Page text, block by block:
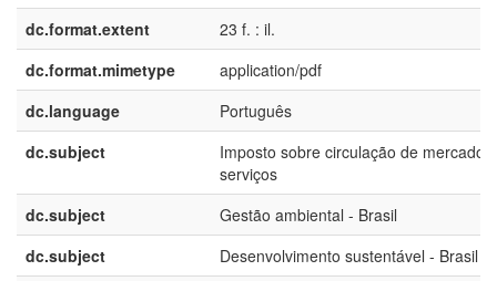
dc.format.extent
23 f. : il.
dc.format.mimetype
application/pdf
dc.language
Português
dc.subject
Imposto sobre circulação de
serviços
dc.subject
Gestão ambiental - Brasil
dc.subject
Desenvolvimento sustentável - Brasil